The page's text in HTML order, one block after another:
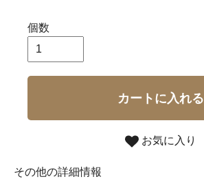
個数
カートに入れる
お気に入り
その他の詳細情報